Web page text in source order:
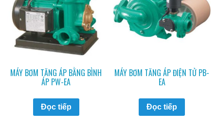
MÁY BƠM TĂNG ÁP BẰNG BÌNH
ÁP PW-EA
Đọc tiếp
MÁY BƠM TĂNG ÁP ĐIỆN TỬ PB-
EA
Đọc tiếp